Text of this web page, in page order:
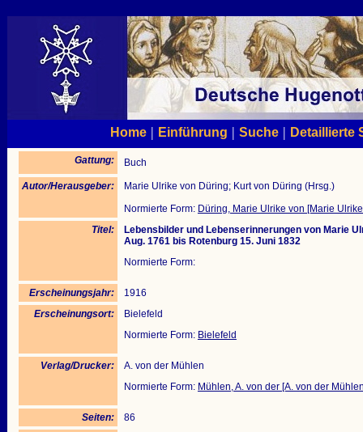
Home| Einführung | Suche| Detaillierte
Gattung: Buch
Autor/Herausgeber:
Marie Ulrike von Düring; Kurt von Düring (Hrsg.)
Normierte Form: Düring, Marie Ulrike von [Marie
Titel:
Lebensbilder und Lebenserinnerungen von Marie
Aug. 1761 bis Rotenburg 15. Juni 1832
Normierte Form:
Erscheinungsjahr:
1916
Erscheinungsort:
Bielefeld
Normierte Form: Bielefeld
Verlag/Drucker:
A. von der Mühlen
Normierte Form: Mühlen, A. von der [A. von der
Seiten:
86